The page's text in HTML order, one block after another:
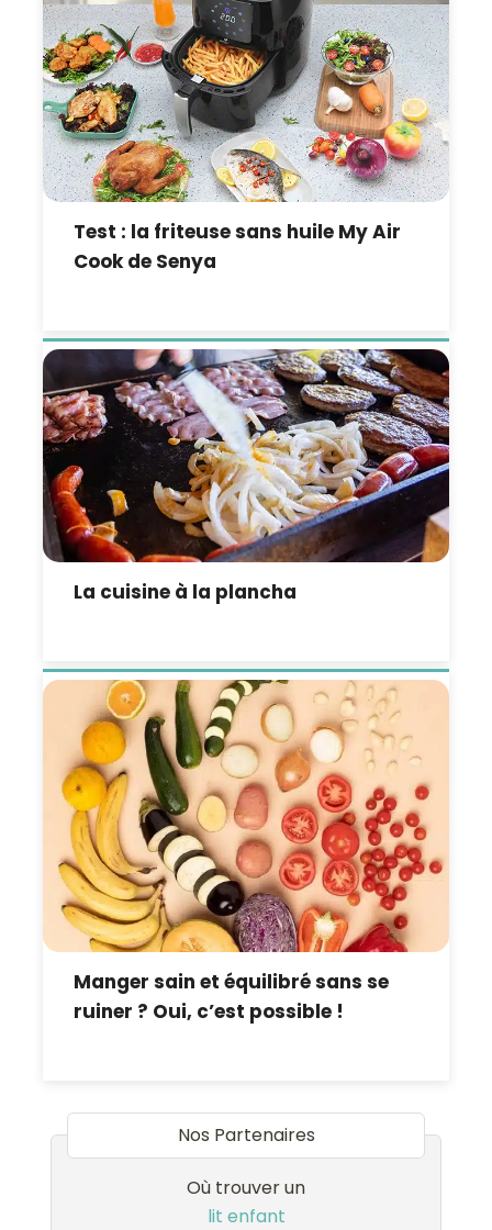
Test : la friteuse sans huile My Air
Cook de Senya
La cuisine à la plancha
Manger sain et équilibré sans se
ruiner ? Oui, c’est possible !
Nos Partenaires
Où trouver un
lit enfant